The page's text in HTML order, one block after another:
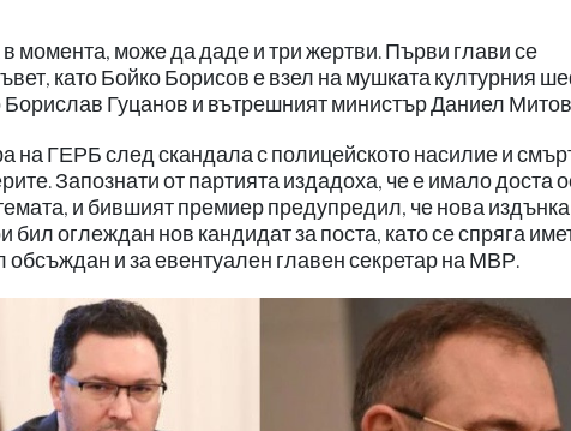
момента, може да даде и три жертви. Първи глави се
като Бойко Борисов е взел на мушката културния
Гуцанов и вътрешният министър Даниел
на ГЕРБ след скандала с полицейското насилие и
Запознати от партията издадоха, че е имало доста
и бившият премиер предупредил, че нова
оглеждан нов кандидат за поста, като се спряга
и за евентуален главен секретар на МВР.